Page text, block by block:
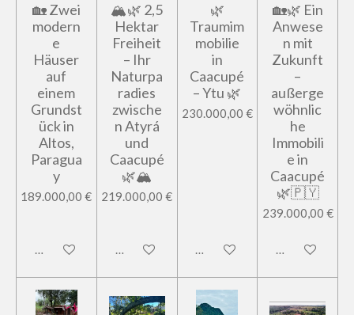
🏡 Zwei
modern
e
Häuser
auf
einem
Grundst
ück in
Altos,
Paragua
y
189.000,00 €
In den Warenkorb
🏔️🌿 2,5
Hektar
Freiheit
– Ihr
Naturpa
radies
zwische
n Atyrá
und
Caacupé
🌿🏔️
219.000,00 €
In den Warenkorb
🌿
Traumim
mobilie
in
Caacupé
– Ytu 🌿
230.000,00 €
In den Warenkorb
🏡🌿 Ein
Anwese
n mit
Zukunft
–
außerge
wöhnlic
he
Immobili
e in
Caacupé
🌿🇵🇾
239.000,00 €
In den